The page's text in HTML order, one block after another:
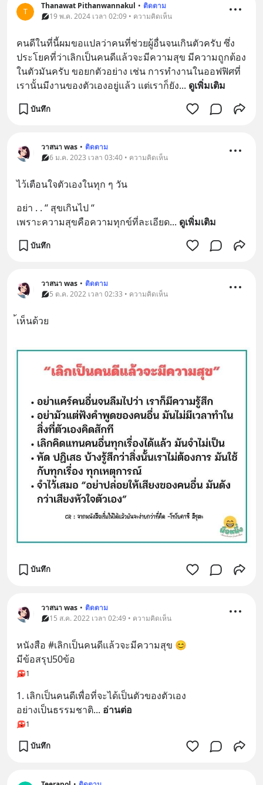
T
Thanawat Pithanwannakul • ติดตาม
19 พ.ค. 2024 เวลา 02:09 • ความคิดเห็น
คนดีในที่นี้ผมขอแปลว่าคนที่ช่วยผู้อื่นจนเกินตัวครับ ซึ่ง
ประโยคที่ว่าเลิกเป็นคนดีแล้วจะมีความสุข มีความถูกต้อง
ในตัวมันครับ ขอยกตัวอย่าง เช่น การทำงานในออฟฟิศที่
เรานั้นมีงานของตัวเองอยู่แล้ว แต่เราก็ยัง... ดูเพิ่มเติม
บันทึก
วาสนา was • ติดตาม
6 ม.ค. 2023 เวลา 03:40 • ความคิดเห็น
ไว้เตือนใจตัวเองในทุก ๆ วัน
อย่า . . “ สุขเกินไป “
เพราะความสุขคือความทุกข์ที่ละเอียด... ดูเพิ่มเติม
บันทึก
วาสนา was • ติดตาม
5 ต.ค. 2022 เวลา 02:33 • ความคิดเห็น
้เห็นด้วย
บันทึก
วาสนา was • ติดตาม
15 ส.ค. 2022 เวลา 02:49 • ความคิดเห็น
หนังสือ #เลิกเป็นคนดีแล้วจะมีความสุข 😊
มีข้อสรุป50ข้อ
1
1. เลิกเป็นคนดีเพื่อที่จะได้เป็นตัวของตัวเอง
อย่างเป็นธรรมชาติ... อ่านต่อ
1
บันทึก